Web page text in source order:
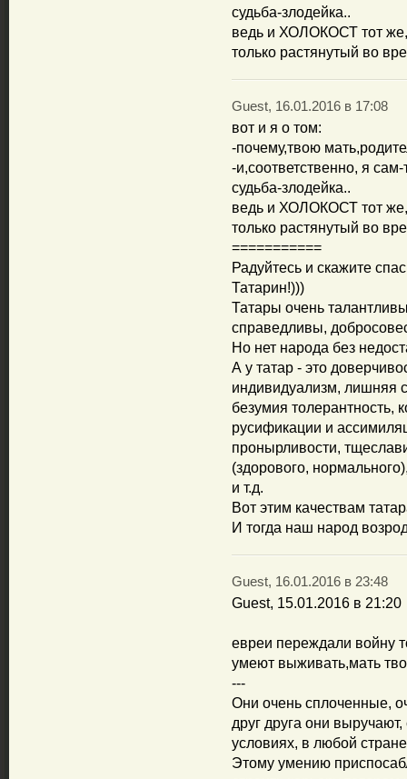
судьба-злодейка..
ведь и ХОЛОКОСТ тот же,
только растянутый во
Guest, 16.01.2016 в 17:08
вот и я о том:
-почему,твою
-и,соответственно, я
судьба-злодейка..
ведь и ХОЛОКОСТ тот же,
только растянутый во
===========
Радуйтесь и скажите
Татарин!)))
Татары очень
справедливы,
Но нет народа без
А у татар - это
индивидуализм, лишняя
безумия толерантность,
русификации и
пронырливости,
(здорового,
и т.д.
Вот этим качествам
И тогда наш народ
Guest, 16.01.2016 в 23:48
Guest, 15.01.2016 в 21:20
евреи переждали войну
умеют выживать,мать
---
Они очень сплоченные,
друг друга они
условиях, в любой
Этому умению